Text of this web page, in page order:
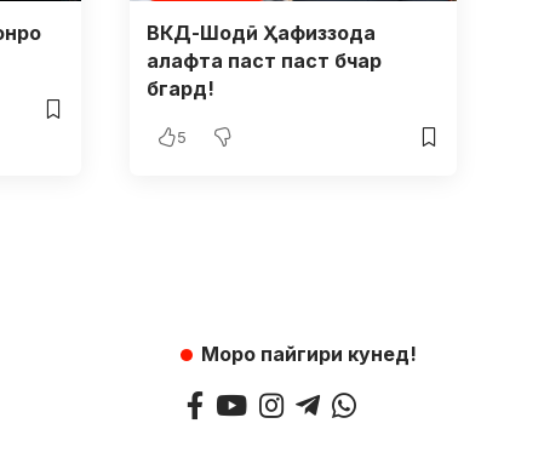
ВКД-Шодӣ Ҳафиззода
алафта паст паст бчар
бгард!
5
Моро пайгири кунед!